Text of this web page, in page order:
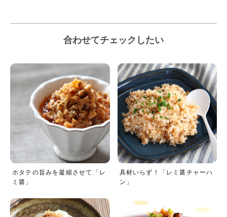
合わせてチェックしたい
ホタテの旨みを凝縮させて「レ
ミ醤」
具材いらず！「レミ醤チャーハ
ン」